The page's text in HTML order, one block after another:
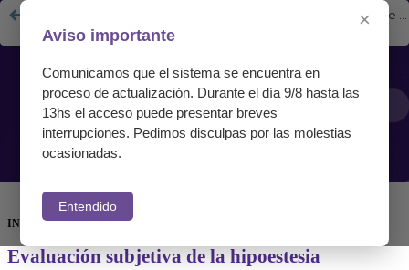
×
Aviso importante
Comunicamos que el sistema se encuentra en
proceso de actualización. Durante el día 9/8 hasta las
13hs el acceso puede presentar breves
interrupciones. Pedimos disculpas por las molestias
ocasionadas.
Entendido